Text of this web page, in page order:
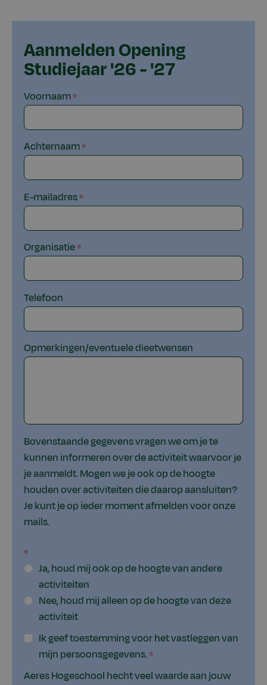
Aanmelden Opening
Studiejaar '26 - '27
Voornaam
Achternaam
E-mailadres
Organisatie
Telefoon
Opmerkingen/eventuele dieetwensen
Bovenstaande gegevens vragen we om je te
kunnen informeren over de activiteit waarvoor je
je aanmeldt. Mogen we je ook op de hoogte
houden over activiteiten die daarop aansluiten?
Je kunt je op ieder moment afmelden voor onze
mails.
Ja, houd mij ook op de hoogte van andere
activiteiten
Nee, houd mij alleen op de hoogte van deze
activiteit
Ik geef toestemming voor het vastleggen van
mijn persoonsgegevens.
Aeres Hogeschool hecht veel waarde aan jouw